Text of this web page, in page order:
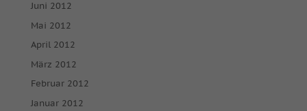
Juni 2012
Mai 2012
April 2012
März 2012
Februar 2012
Januar 2012
keiner manuellen Einwilligung mehr.
powered by Borlabs Cookie